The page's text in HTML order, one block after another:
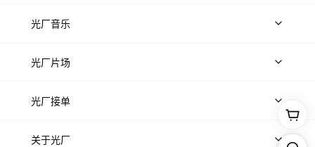
上传图片
光厂音乐
热门音乐
光厂片场
上传案例
光厂接单
上架服务
关于光厂